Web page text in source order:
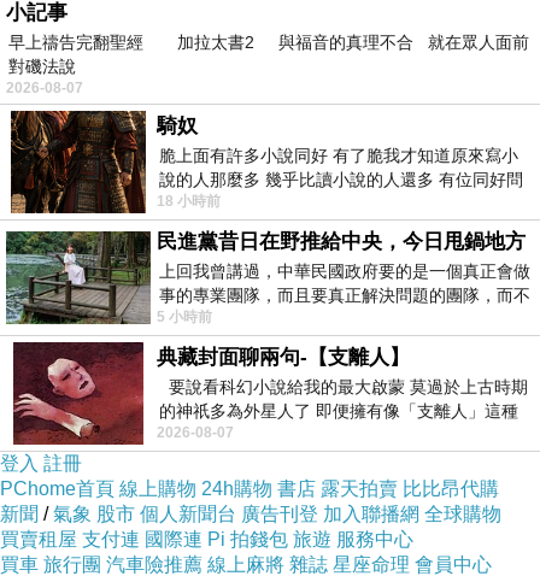
對此さユり（Sayuri）的丈夫アマアラシ
（Amaarashi）也轉發了該貼文，內容提到さユ
り（Sayuri）深深的愛著音樂，直到死前仍在努
力與病魔搏鬥，並表示「希望和我一樣愛著さユ
り（Sayuri）的粉絲們，能夠和我一起努力活下
去」。
小記事
早上禱告完翻聖經 加拉太書2 與福音的真理不合 就在眾人面前
對磯法說
2026-08-07
騎奴
脆上面有許多小說同好 有了脆我才知道原來寫小
說的人那麼多 幾乎比讀小說的人還多 有位同好問
了一個問題 她說為什麼高中文學獎的
18 小時前
民進黨昔日在野推給中央，今日甩鍋地方
上回我曾講過，中華民國政府要的是一個真正會做
事的專業團隊，而且要真正解決問題的團隊，而不
是只會到處甩鍋的雙標團隊，最近民進黨
5 小時前
典藏封面聊兩句-【支離人】
要說看科幻小說給我的最大啟蒙 莫過於上古時期
的神祇多為外星人了 即便擁有像「支離人」這種
驚世駭俗的神通法門 也未必讀
2026-08-07
登入 註冊
PChome首頁 線上購物 24h購物 書店 露天拍賣 比比昂代購
新聞 /氣象 股市 個人新聞台 廣告刊登 加入聯播網 全球購物
買賣租屋 支付連 國際連 Pi 拍錢包 旅遊 服務中心
買車 旅行團 汽車險推薦 線上麻將 雜誌 星座命理 會員中心